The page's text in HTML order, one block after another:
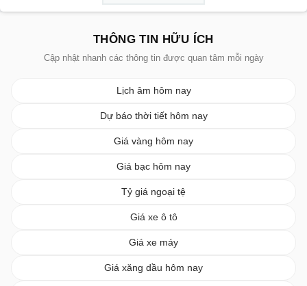
THÔNG TIN HỮU ÍCH
Cập nhật nhanh các thông tin được quan tâm mỗi ngày
Lịch âm hôm nay
Dự báo thời tiết hôm nay
Giá vàng hôm nay
Giá bạc hôm nay
Tỷ giá ngoại tệ
Giá xe ô tô
Giá xe máy
Giá xăng dầu hôm nay